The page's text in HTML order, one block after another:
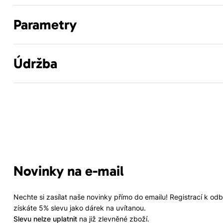
Parametry
Údržba
Novinky na e-mail
Nechte si zasílat naše novinky přímo do emailu! Registrací k
získáte 5% slevu jako dárek na uvítanou.
Slevu nelze uplatnitna již zlevněné zboží.